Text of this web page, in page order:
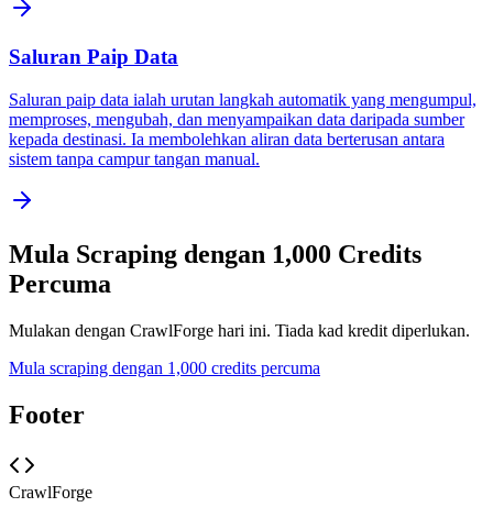
Saluran Paip Data
Saluran paip data ialah urutan langkah automatik yang mengumpul,
memproses, mengubah, dan menyampaikan data daripada sumber
kepada destinasi. Ia membolehkan aliran data berterusan antara
sistem tanpa campur tangan manual.
Mula Scraping dengan 1,000 Credits
Percuma
Mulakan dengan CrawlForge hari ini. Tiada kad kredit diperlukan.
Mula scraping dengan 1,000 credits percuma
Footer
CrawlForge